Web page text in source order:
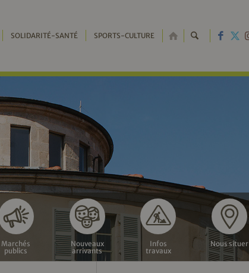
SOLIDARITÉ-SANTÉ SPORTS-CULTURE RETOUR
Marchés
publics
Nouveaux
arrivants
Infos
travaux
Nous situer